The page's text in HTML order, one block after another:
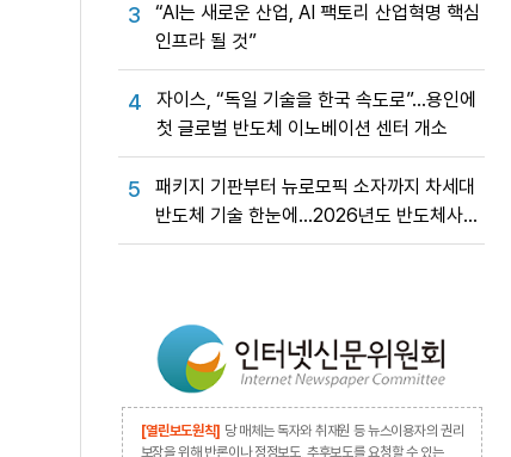
3
“AI는 새로운 산업, AI 팩토리 산업혁명 핵심
인프라 될 것”
4
자이스, “독일 기술을 한국 속도로”…용인에
첫 글로벌 반도체 이노베이션 센터 개소
5
패키지 기판부터 뉴로모픽 소자까지 차세대
반도체 기술 한눈에…2026년도 반도체사업
성과교류회
[열린보도원칙] 당 매체는 독자와 취재원 등 뉴스이용자의 권리
보장을 위해 반론이나 정정보도, 추후보도를 요청할 수 있는